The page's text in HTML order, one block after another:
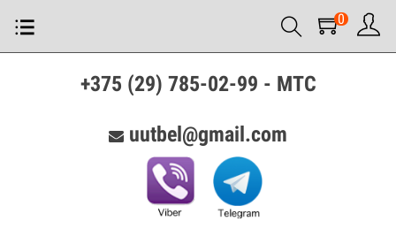
0
+375 (29) 785-02-99 - МТС
uutbel@gmail.com